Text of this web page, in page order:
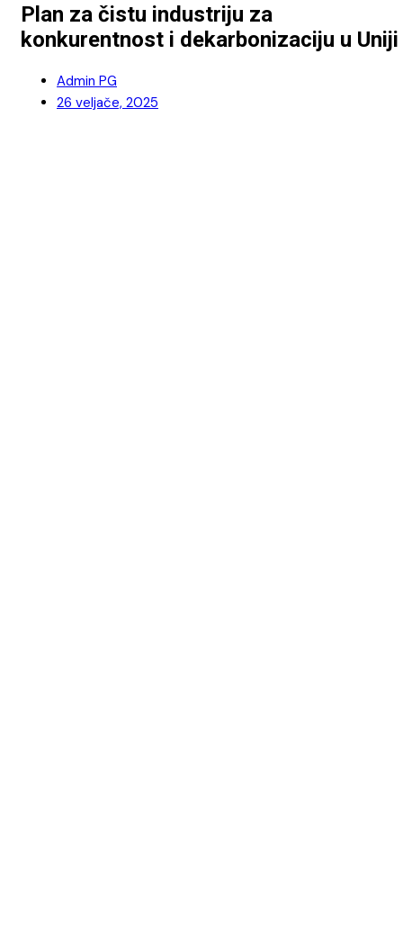
Plan za čistu industriju za
konkurentnost i dekarbonizaciju u Uniji
Admin PG
26 veljače, 2025